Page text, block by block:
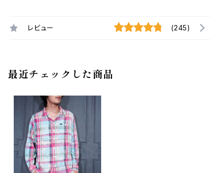
レビュー (245)
最近チェックした商品